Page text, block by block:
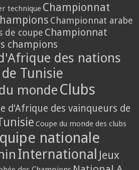
technique Championnat
Championnat arabe
de coupe Championnat
champions
des nations
Tunisie
monde Clubs
d'Afrique des vainqueurs de
Coupe du monde des clubs
nationale
International Jeux